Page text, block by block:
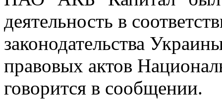
деятельность в
законодательства
правовых актов
говорится в сообщении.